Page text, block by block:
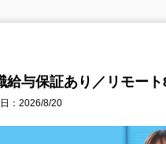
与保証あり／リモー
：2026/8/20